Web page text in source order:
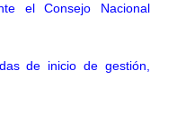
el Consejo Nacional
de inicio de gestión,